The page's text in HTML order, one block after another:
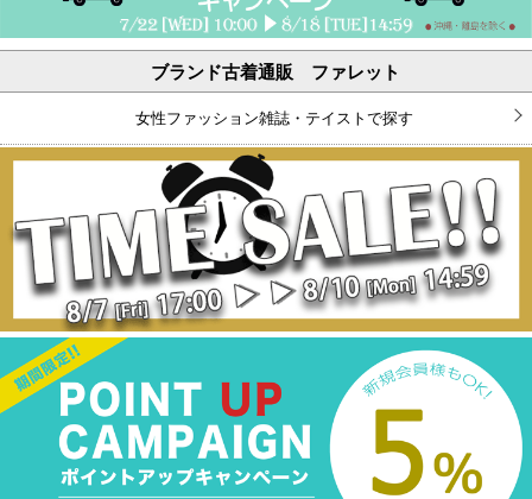
ブランド古着通販 ファレット
女性ファッション雑誌・テイストで探す